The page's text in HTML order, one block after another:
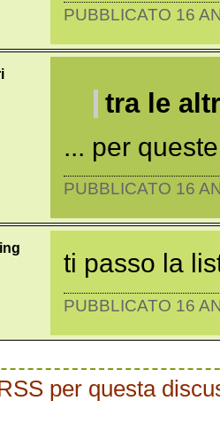
PUBBLICATO 16
tra le
... per
PUBBLICATO 16
ti passo la
PUBBLICATO 16
per questa